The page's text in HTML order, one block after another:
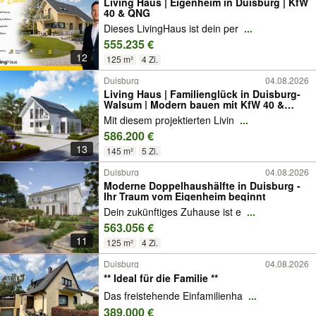
12
40 & QNG
Dieses LivingHaus ist dein per ...
555.235 €
125 m² 4 Zi.
13
Duisburg 04.08.2026
Living Haus | Familienglück in Duisburg-
Walsum | Modern bauen mit KfW 40 &
QNG
Mit diesem projektierten Livin ...
586.200 €
145 m² 5 Zi.
11
Duisburg 04.08.2026
Moderne Doppelhaushälfte in Duisburg -
Ihr Traum vom Eigenheim beginnt
Dein zukünftiges Zuhause ist e ...
563.056 €
125 m²
4 Zi.
Duisburg
04.08.2026
** Ideal für die Familie **
Das freistehende Einfamilienha ...
389.000 €